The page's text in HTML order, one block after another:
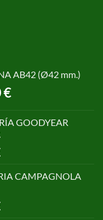
AB42 (Ø42 mm.)
€El
es:GOODYEAR
El
actual
250,00 €.
CAMPAGNOLA
El